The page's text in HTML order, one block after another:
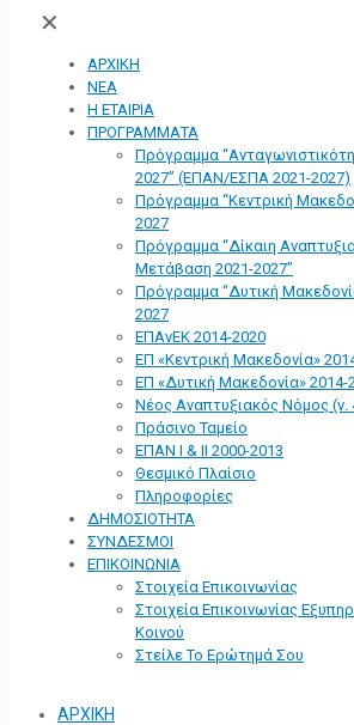
✕
ΑΡΧΙΚΗ
ΝΕΑ
Η ΕΤΑΙΡΙΑ
ΠΡΟΓΡΑΜΜΑΤΑ
Πρόγραμμα
2027” (ΕΠΑΝ/ΕΣΠΑ 2021-2027)
Πρόγραμμα “Κεντρική
2027
Πρόγραμμα “Δίκαιη
Μετάβαση 2021-2027”
Πρόγραμμα “Δυτική
2027
ΕΠΑνΕΚ 2014-2020
ΕΠ «Kεντρική Μακεδονία»
ΕΠ «Δυτική Μακεδονία» 2014-
Νέος Αναπτυξιακός Νόμος (ν.
Πράσινο Ταμείο
ΕΠΑΝ Ι & ΙΙ 2000-2013
Θεσμικό Πλαίσιο
Πληροφορίες
ΔΗΜΟΣΙΟΤΗΤΑ
ΣΥΝΔΕΣΜΟΙ
ΕΠΙΚΟΙΝΩΝΙΑ
Στοιχεία Επικοινωνίας
Στοιχεία Επικοινωνίας
Κοινού
Στείλε Το Ερώτημά Σου
ΑΡΧΙΚΗ